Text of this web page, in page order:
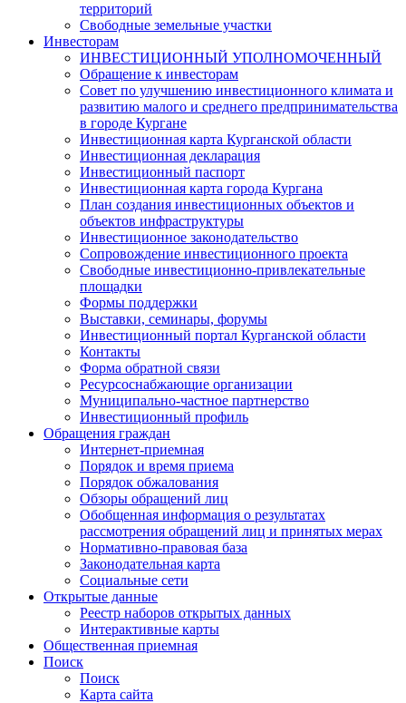
территорий
Свободные земельные участки
Инвесторам
ИНВЕСТИЦИОННЫЙ УПОЛНОМОЧЕННЫЙ
Обращение к инвесторам
Совет по улучшению инвестиционного климата и
развитию малого и среднего предпринимательства
в городе Кургане
Инвестиционная карта Курганской области
Инвестиционная декларация
Инвестиционный паспорт
Инвестиционная карта города Кургана
План создания инвестиционных объектов и
объектов инфраструктуры
Инвестиционное законодательство
Сопровождение инвестиционного проекта
Свободные инвестиционно-привлекательные
площадки
Формы поддержки
Выставки, семинары, форумы
Инвестиционный портал Курганской области
Контакты
Форма обратной связи
Ресурсоснабжающие организации
Муниципально-частное партнерство
Инвестиционный профиль
Обращения граждан
Интернет-приемная
Порядок и время приема
Порядок обжалования
Обзоры обращений лиц
Обобщенная информация о результатах
рассмотрения обращений лиц и принятых мерах
Нормативно-правовая база
Законодательная карта
Социальные сети
Открытые данные
Реестр наборов открытых данных
Интерактивные карты
Общественная приемная
Поиск
Поиск
Карта сайта